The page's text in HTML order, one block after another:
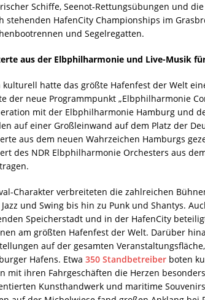
Schiffe, Seenot-Rettungsübungen und
stehenden HafenCity Championships im
und Segelregatten.
aus der Elbphilharmonie und Live-Musik
kulturell hatte das größte Hafenfest der Welt
der neue Programmpunkt „Elbphilharmonie
mit der Elbphilharmonie Hamburg und
auf einer Großleinwand auf dem Platz der
aus dem neuen Wahrzeichen Hamburgs
des NDR Elbphilharmonie Orchesters aus
Charakter verbreiteten die zahlreichen
und Swing bis hin zu Punk und Shantys.
Speicherstadt und in der HafenCity
am größten Hafenfest der Welt. Darüber
auf der gesamten
Hafens. Etwa 350 Standbetreiber boten
mit ihren Fahrgeschäften die Herzen
Kunsthandwerk und maritime